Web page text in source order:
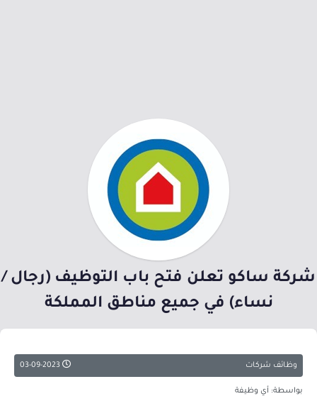
شركة ساكو تعلن فتح باب التوظيف (رجال /
نساء) في جميع مناطق المملكة
وظائف شركات
بواسطة: أي وظيفة